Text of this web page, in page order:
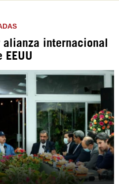
hispantvcanal
c/hispantv
y Viber: +98 921 79 29 404
Nexolatino.Canal
alianza internacional